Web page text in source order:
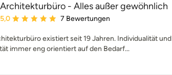
Architekturbüro - Alles außer gewöhnlich
Durchschnittliche Bewertung: 5 von 5 Sternen
5,0 7 Bewertungen
existiert seit 19 Jahren. Individualität und
immer eng orientiert auf den Bedarf...